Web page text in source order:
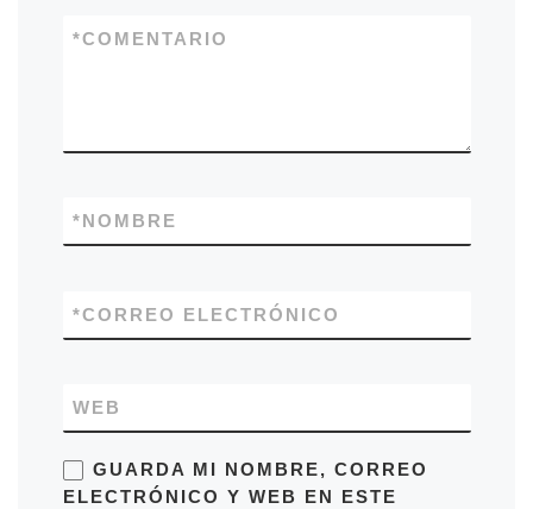
COMENTARIO
*
NOMBRE
*
CORREO ELECTRÓNICO
*
WEB
GUARDA MI NOMBRE, CORREO
ELECTRÓNICO Y WEB EN ESTE